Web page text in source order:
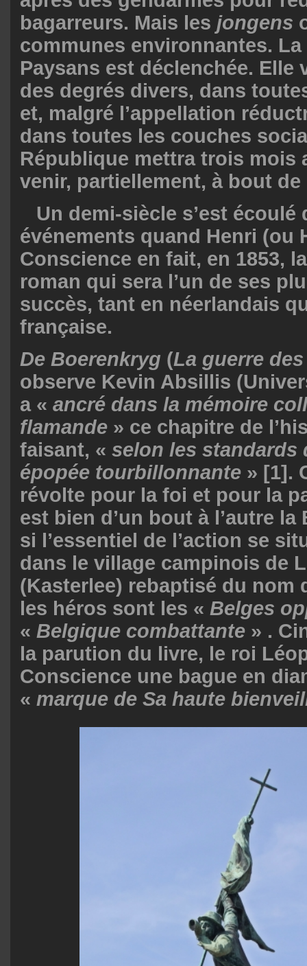
bagarreurs. Mais les jongens
communes environnantes. La
Paysans est déclenchée. Elle
des degrés divers, dans
et, malgré l’appellation
dans toutes les couches
République mettra trois mois
venir, partiellement, à bout de
Un demi-siècle s’est écoulé
événements quand Henri (ou
Conscience en fait, en 1853,
roman qui sera l’un de ses
succès, tant en néerlandais
française.
De Boerenkryg (La guerre
observe Kevin Absillis
a « ancré dans la mémoire
flamande » ce chapitre de
faisant, « selon les standards
épopée tourbillonnante » [1] .
révolte pour la foi et pour la
est bien d’un bout à l’autre la
si l’essentiel de l’action se
dans le village campinois de
(Kasterlee) rebaptisé du nom
les héros sont les « Belges
« Belgique combattante » .
la parution du livre, le roi
Conscience une bague en
« marque de Sa haute